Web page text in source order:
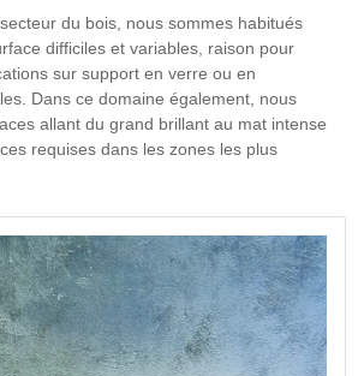
du bois, nous sommes habitués
difficiles et variables, raison pour
sur support en verre ou en
Dans ce domaine également, nous
allant du grand brillant au mat intense
requises dans les zones les plus